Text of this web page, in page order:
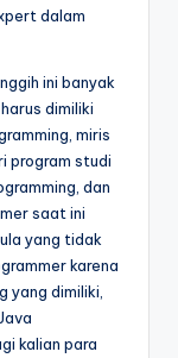
dalam
ini banyak
dimiliki
miris
program studi
dan
saat ini
yang tidak
karena
yang dimiliki,
kalian para